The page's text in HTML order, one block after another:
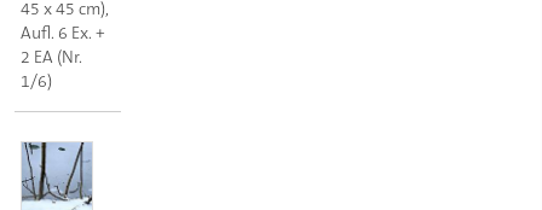
45 x 45 cm),
Aufl. 6 Ex. +
2 EA (Nr.
1/6)